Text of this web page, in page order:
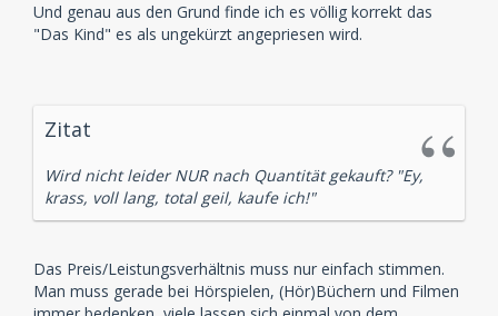
Und genau aus den Grund finde ich es völlig korrekt das
"Das Kind" es als ungekürzt angepriesen wird.
Zitat
Wird nicht leider NUR nach Quantität gekauft? "Ey,
krass, voll lang, total geil, kaufe ich!"
Das Preis/Leistungsverhältnis muss nur einfach stimmen.
Man muss gerade bei Hörspielen, (Hör)Büchern und Filmen